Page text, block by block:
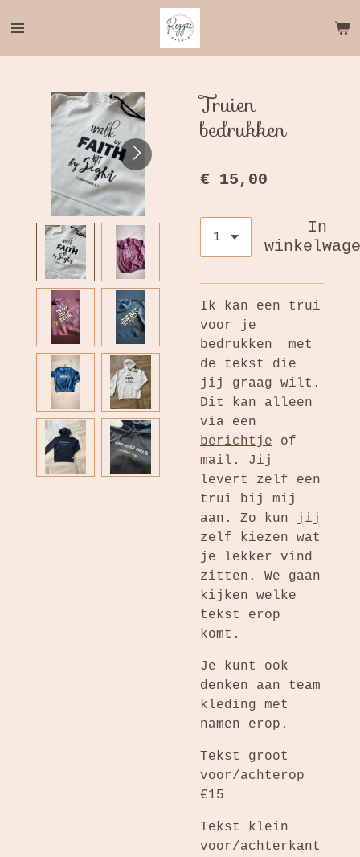
direct
naar
hoofdinhoud
Truien
bedrukken
€ 15,00
In
Ik kan een trui
voor je
bedrukken met
de tekst die
jij graag wilt.
Dit kan alleen
via een
berichtje of
mail . Jij
levert zelf een
trui bij mij
aan. Zo kun jij
zelf kiezen wat
je lekker vind
zitten. We gaan
kijken welke
tekst erop
komt.
Je kunt ook
denken aan team
kleding met
namen erop.
Tekst groot
voor/achterop
€15
Tekst klein
voor/achterkant